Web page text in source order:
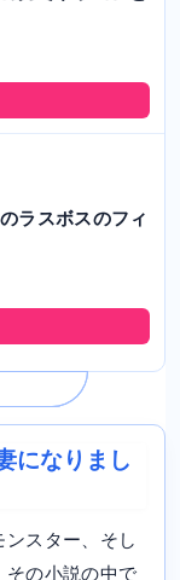
ラスボスのフィ
になりまし
スター、そし
その小説の中で